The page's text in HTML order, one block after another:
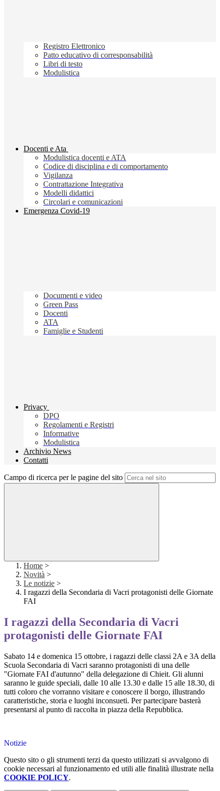
Registro Elettronico
Patto educativo di corresponsabilità
Libri di testo
Modulistica
Docenti e Ata
Modulistica docenti e ATA
Codice di disciplina e di comportamento
Vigilanza
Contrattazione Integrativa
Modelli didattici
Circolari e comunicazioni
Emergenza Covid-19
Documenti e video
Green Pass
Docenti
ATA
Famiglie e Studenti
Privacy
DPO
Regolamenti e Registri
Informative
Modulistica
Archivio News
Contatti
Campo di ricerca per le pagine del sito
Home >
Novità >
Le notizie >
I ragazzi della Secondaria di Vacri protagonisti delle Giornate
FAI
I ragazzi della Secondaria di Vacri
protagonisti delle Giornate FAI
Sabato 14 e domenica 15 ottobre, i ragazzi delle classi 2A e 3A della
Scuola Secondaria di Vacri saranno protagonisti di una delle
"Giornate FAI d'autunno" della delegazione di Chieit. Gli alunni
saranno le guide speciali, dalle 10 alle 13.30 e dalle 15 alle 18.30, di
tutti coloro che vorranno visitare e conoscere il borgo, illustrando
caratteristiche, storia e luoghi inconsueti. Per partecipare basterà
presentarsi al punto di raccolta in piazza della Repubblica.
Notizie
Questo sito o gli strumenti terzi da questo utilizzati si avvalgono di
cookie necessari al funzionamento ed utili alle finalità illustrate nella
COOKIE POLICY.